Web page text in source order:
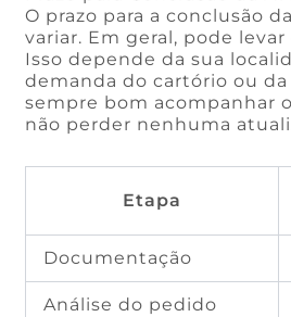
O prazo para a conclusão
variar. Em geral, pode
Isso depende da sua
demanda do cartório ou
sempre bom acompanhar
não perder nenhuma
Etapa
Documentação
Análise do pedido